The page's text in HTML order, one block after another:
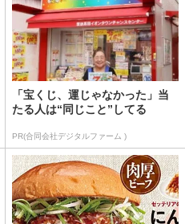
「宝くじ、運じゃなかった」当
たる人は“同じこと”してる
PR(合同会社デジタルファーム )